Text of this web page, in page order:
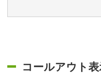
コールアウト